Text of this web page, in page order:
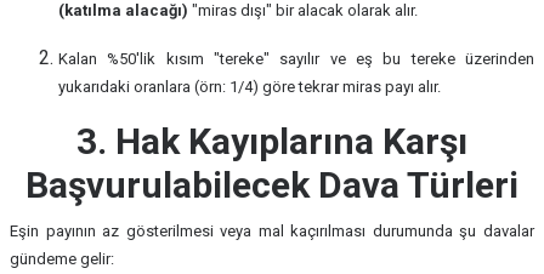
(katılma alacağı) "miras dışı" bir alacak olarak alır.
Kalan %50'lik kısım "tereke" sayılır ve eş bu tereke üzerinden
yukarıdaki oranlara (örn: 1/4) göre tekrar miras payı alır.
3. Hak Kayıplarına Karşı
Başvurulabilecek Dava Türleri
Eşin payının az gösterilmesi veya mal kaçırılması durumunda şu davalar
gündeme gelir: